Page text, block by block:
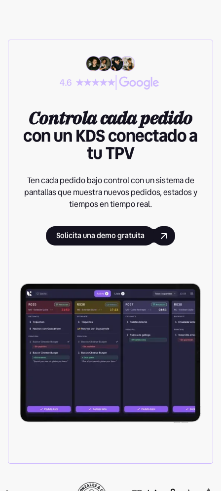
4.6
Controla cada pedido
con un KDS conectado a
tu TPV
Ten cada pedido bajo control con un sistema de
pantallas que muestra nuevos pedidos, estados y
tiempos en tiempo real.
Solicita una demo gratuita